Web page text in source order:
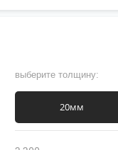
выберите толщину:
20мм